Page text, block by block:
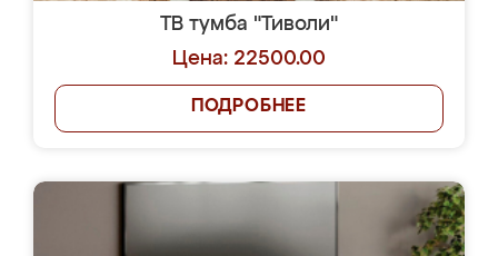
ТВ тумба "Тиволи"
Цена: 22500.00
ПОДРОБНЕЕ